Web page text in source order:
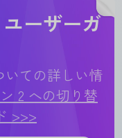
ーザーガ
いての詳しい情
2 への切り替
>>>